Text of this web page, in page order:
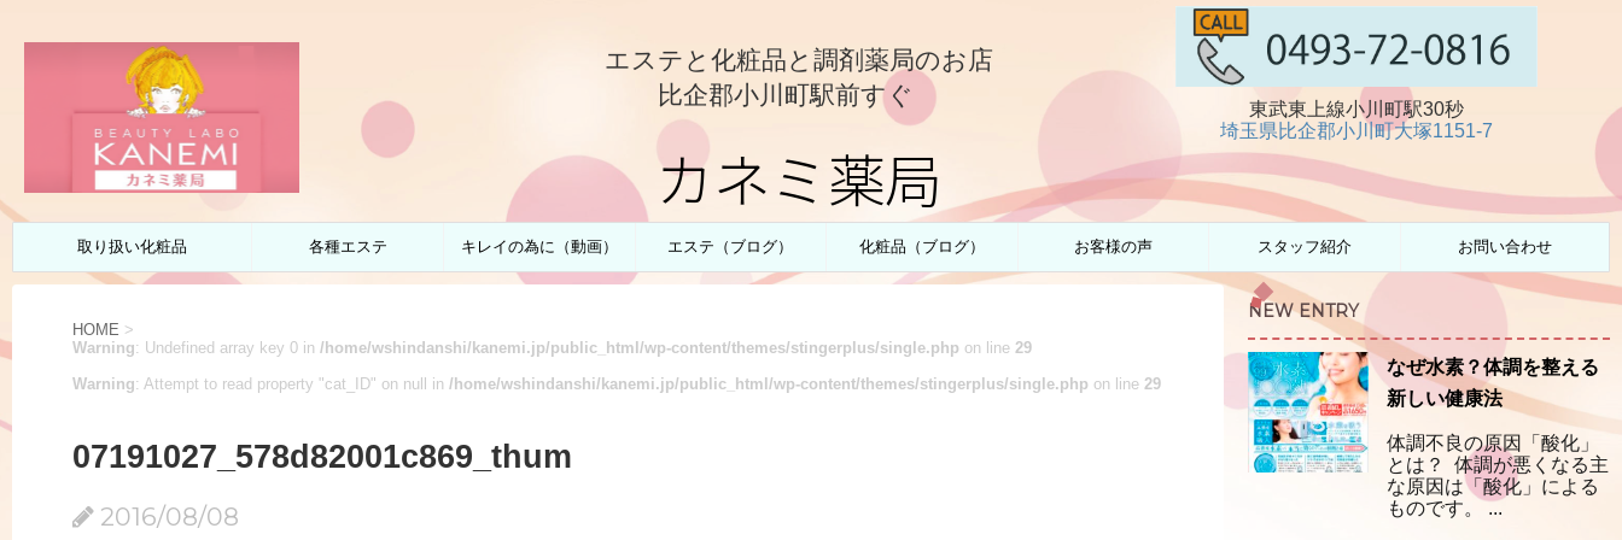
エステと化粧品と調剤薬局のお店
比企郡小川町駅前すぐ
カネミ薬局
東武東上線小川町駅30秒
埼玉県比企郡小川町大塚1151-7
取り扱い化粧品 各種エステ キレイの為に（動画） エステ（ブログ） 化粧品（ブログ） お客様の声 スタッフ紹介 お問い合わせ
HOME >
Warning: Undefined array key 0 in /home/wshindanshi/kanemi.jp/public_html/wp-content/themes/stingerplus/single.php on line 29
Warning: Attempt to read property "cat_ID" on null in /home/wshindanshi/kanemi.jp/public_html/wp-content/themes/stingerplus/single.php on line 29
07191027_578d82001c869_thum
2016/08/08
NEW ENTRY
なぜ水素？体調を整える
新しい健康法
体調不良の原因「酸化」
とは？ 体調が悪くなる主
な原因は「酸化」による
ものです。 ...